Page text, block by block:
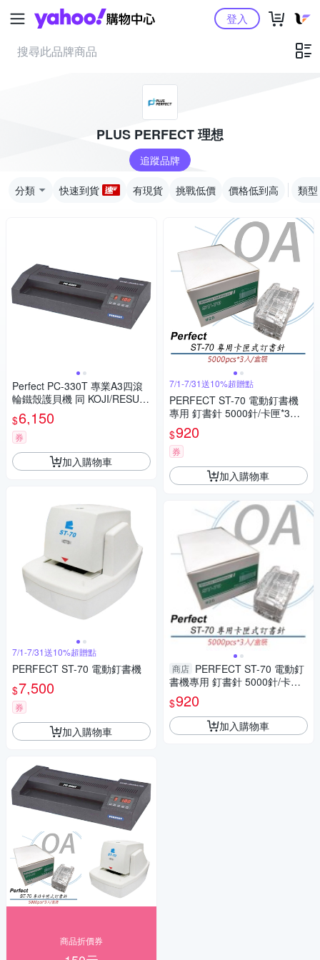
Yahoo購物中心登入
PLUS PERFECT 理想
追蹤品牌
分類 快速到貨 有現貨 挑戰低價 價格低到高 類型
Perfect PC-330T 專業A3四滾
輪鐵殼護貝機 同 KOJI/RESUN
LM-330S
$6,150
券
加入購物車
7/1-7/31送10%超贈點
PERFECT ST-70 電動釘書機
$7,500
券
加入購物車
商品折價券
7/1-7/31送10%超贈點
PERFECT ST-70 電動釘書機
專用 釘書針 5000針/卡匣*3卡
匣/盒
$920
券
加入購物車
商店 PERFECT ST-70 電動釘
書機專用 釘書針 5000針/卡匣*
3卡匣/盒
$920
加入購物車